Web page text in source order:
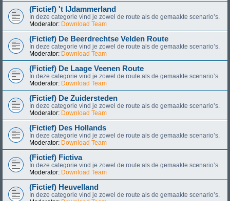
(Fictief) 't IJdammerland
In deze categorie vind je zowel de route als de gemaakte scenario’s.
Moderator: Download Team
(Fictief) De Beerdrechtse Velden Route
In deze categorie vind je zowel de route als de gemaakte scenario’s.
Moderator: Download Team
(Fictief) De Laage Veenen Route
In deze categorie vind je zowel de route als de gemaakte scenario’s.
Moderator: Download Team
(Fictief) De Zuidersteden
In deze categorie vind je zowel de route als de gemaakte scenario’s.
Moderator: Download Team
(Fictief) Des Hollands
In deze categorie vind je zowel de route als de gemaakte scenario’s.
Moderator: Download Team
(Fictief) Fictiva
In deze categorie vind je zowel de route als de gemaakte scenario’s.
Moderator: Download Team
(Fictief) Heuvelland
In deze categorie vind je zowel de route als de gemaakte scenario’s.